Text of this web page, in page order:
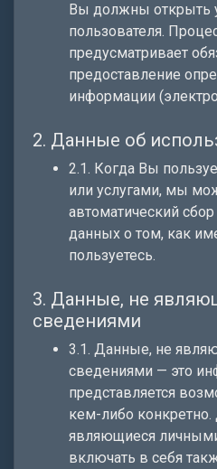
Вы должны открыть
пользователя.
предусматривает
предоставление
информации
2. Данные об
2.1. Когда Вы
или услугами, мы
автоматический
данных о том, как
пользуетесь.
3. Данные, не
сведениями
3.1. Данные, не
сведениями — это
представляется
кем-либо
являющиеся
включать в себя